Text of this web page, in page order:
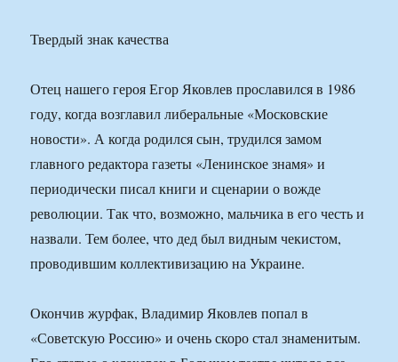
Твердый знак качества
Отец нашего героя Егор Яковлев прославился в 1986
году, когда возглавил либеральные «Московские
новости». А когда родился сын, трудился замом
главного редактора газеты «Ленинское знамя» и
периодически писал книги и сценарии о вожде
революции. Так что, возможно, мальчика в его честь и
назвали. Тем более, что дед был видным чекистом,
проводившим коллективизацию на Украине.
Окончив журфак, Владимир Яковлев попал в
«Советскую Россию» и очень скоро стал знаменитым.